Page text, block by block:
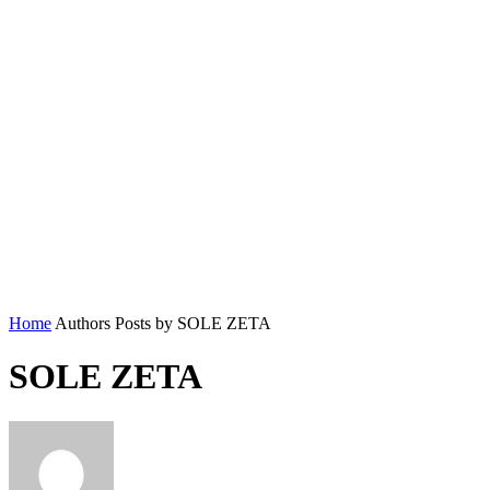
Home Authors Posts by SOLE ZETA
SOLE ZETA